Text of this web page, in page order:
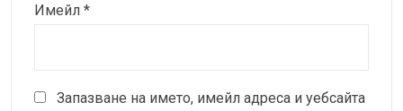
Имейл *
Запазване на името, имейл адреса и уебсайта